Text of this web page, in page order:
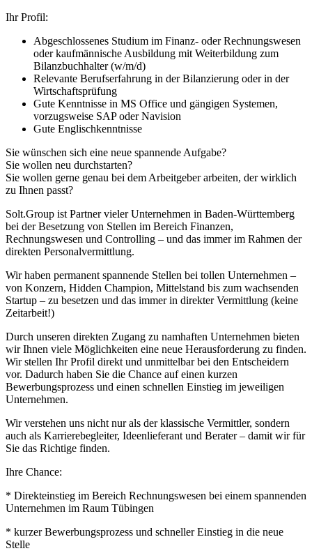
Ihr Profil:
Abgeschlossenes Studium im Finanz- oder Rechnungswesen
oder kaufmännische Ausbildung mit Weiterbildung zum
Bilanzbuchhalter (w/m/d)
Relevante Berufserfahrung in der Bilanzierung oder in der
Wirtschaftsprüfung
Gute Kenntnisse in MS Office und gängigen Systemen,
vorzugsweise SAP oder Navision
Gute Englischkenntnisse
Sie wünschen sich eine neue spannende Aufgabe?
Sie wollen neu durchstarten?
Sie wollen gerne genau bei dem Arbeitgeber arbeiten, der wirklich
zu Ihnen passt?
Solt.Group ist Partner vieler Unternehmen in Baden-Württemberg
bei der Besetzung von Stellen im Bereich Finanzen,
Rechnungswesen und Controlling – und das immer im Rahmen der
direkten Personalvermittlung.
Wir haben permanent spannende Stellen bei tollen Unternehmen –
von Konzern, Hidden Champion, Mittelstand bis zum wachsenden
Startup – zu besetzen und das immer in direkter Vermittlung (keine
Zeitarbeit!)
Durch unseren direkten Zugang zu namhaften Unternehmen bieten
wir Ihnen viele Möglichkeiten eine neue Herausforderung zu finden.
Wir stellen Ihr Profil direkt und unmittelbar bei den Entscheidern
vor. Dadurch haben Sie die Chance auf einen kurzen
Bewerbungsprozess und einen schnellen Einstieg im jeweiligen
Unternehmen.
Wir verstehen uns nicht nur als der klassische Vermittler, sondern
auch als Karrierebegleiter, Ideenlieferant und Berater – damit wir für
Sie das Richtige finden.
Ihre Chance:
* Direkteinstieg im Bereich Rechnungswesen bei einem spannenden
Unternehmen im Raum Tübingen
* kurzer Bewerbungsprozess und schneller Einstieg in die neue
Stelle